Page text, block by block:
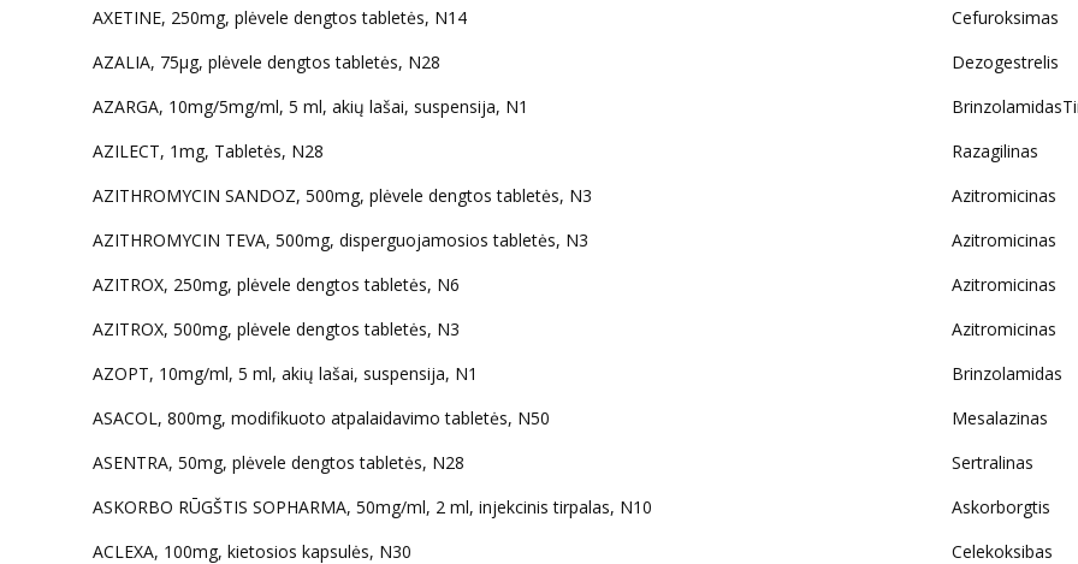
AXETINE, 250mg, plėvele dengtos tabletės, N14
Cefuroksimas
AZALIA, 75µg, plėvele dengtos tabletės, N28
Dezogestrelis
AZARGA, 10mg/5mg/ml, 5 ml, akių lašai, suspensija, N1
AZILECT, 1mg, Tabletės, N28
Razagilinas
AZITHROMYCIN SANDOZ, 500mg, plėvele dengtos tabletės, N3
Azitromicinas
AZITHROMYCIN TEVA, 500mg, disperguojamosios tabletės, N3
Azitromicinas
AZITROX, 250mg, plėvele dengtos tabletės, N6
Azitromicinas
AZITROX, 500mg, plėvele dengtos tabletės, N3
Azitromicinas
AZOPT, 10mg/ml, 5 ml, akių lašai, suspensija, N1
Brinzolamidas
ASACOL, 800mg, modifikuoto atpalaidavimo tabletės, N50
Mesalazinas
ASENTRA, 50mg, plėvele dengtos tabletės, N28
Sertralinas
ASKORBO RŪGŠTIS SOPHARMA, 50mg/ml, 2 ml, injekcinis tirpalas, N10
Askorborgtis
ACLEXA, 100mg, kietosios kapsulės, N30
Celekoksibas